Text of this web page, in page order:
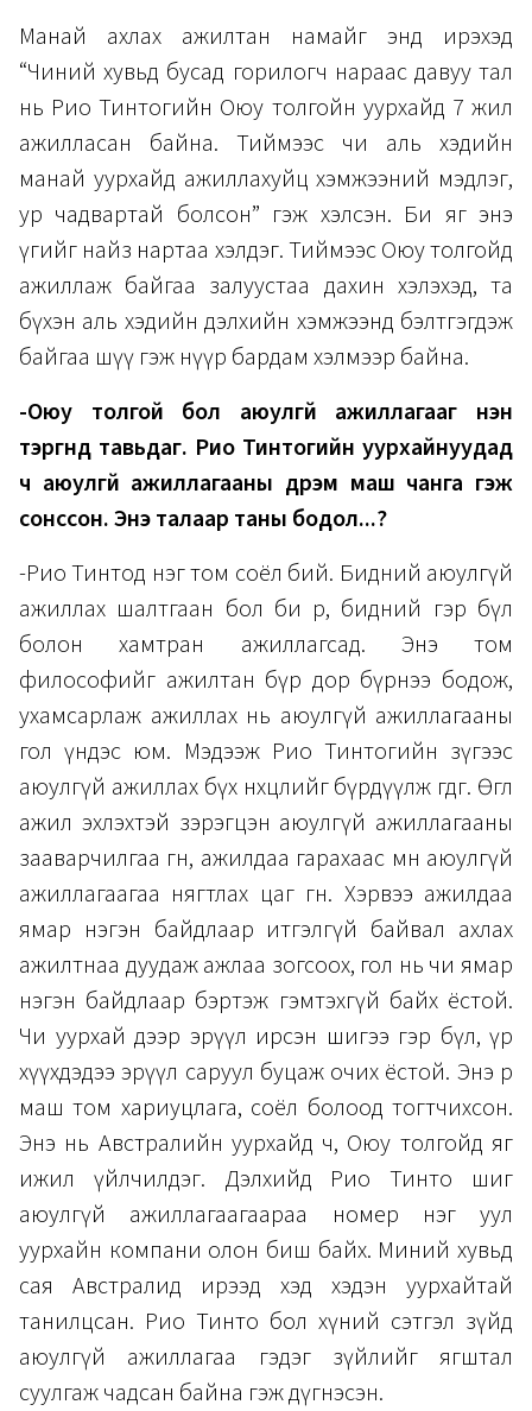
Манай ахлах ажилтан намайг энд ирэхэд
“Чиний хувьд бусад горилогч нараас давуу тал
нь Рио Тинтогийн Оюу толгойн уурхайд 7 жил
ажилласан байна. Тиймээс чи аль хэдийн
манай уурхайд ажиллахуйц хэмжээний мэдлэг,
ур чадвартай болсон” гэж хэлсэн. Би яг энэ
үгийг найз нартаа хэлдэг. Тиймээс Оюу толгойд
ажиллаж байгаа залуустаа дахин хэлэхэд, та
бүхэн аль хэдийн дэлхийн хэмжээнд бэлтгэгдэж
байгаа шүү гэж нүүр бардам хэлмээр байна.
-Оюу толгой бол аюулгүй ажиллагааг нэн
тэргүүнд тавьдаг. Рио Тинтогийн уурхайнуудад
ч аюулгүй ажиллагааны дүрэм маш чанга гэж
сонссон. Энэ талаар таны бодол...?
-Рио Тинтод нэг том соёл бий. Бидний аюулгүй
ажиллах шалтгаан бол би өөрөө, бидний гэр бүл
болон хамтран ажиллагсад. Энэ том
философийг ажилтан бүр дор бүрнээ бодож,
ухамсарлаж ажиллах нь аюулгүй ажиллагааны
гол үндэс юм. Мэдээж Рио Тинтогийн зүгээс
аюулгүй ажиллах бүх нөхцөлийг бүрдүүлж өгдөг. Өглөө
ажил эхлэхтэй зэрэгцэн аюулгүй ажиллагааны
зааварчилгаа өгнө, ажилдаа гарахаас өмнө аюулгүй
ажиллагаагаа нягтлах цаг өгнө. Хэрвээ ажилдаа
ямар нэгэн байдлаар итгэлгүй байвал ахлах
ажилтнаа дуудаж ажлаа зогсоох, гол нь чи ямар
нэгэн байдлаар бэртэж гэмтэхгүй байх ёстой.
Чи уурхай дээр эрүүл ирсэн шигээ гэр бүл, үр
хүүхдэдээ эрүүл саруул буцаж очих ёстой. Энэ өөрөө
маш том хариуцлага, соёл болоод тогтчихсон.
Энэ нь Австралийн уурхайд ч, Оюу толгойд яг
ижил үйлчилдэг. Дэлхийд Рио Тинто шиг
аюулгүй ажиллагаагаараа номер нэг уул
уурхайн компани олон биш байх. Миний хувьд
сая Австралид ирээд хэд хэдэн уурхайтай
танилцсан. Рио Тинто бол хүний сэтгэл зүйд
аюулгүй ажиллагаа гэдэг зүйлийг ягштал
суулгаж чадсан байна гэж дүгнэсэн.